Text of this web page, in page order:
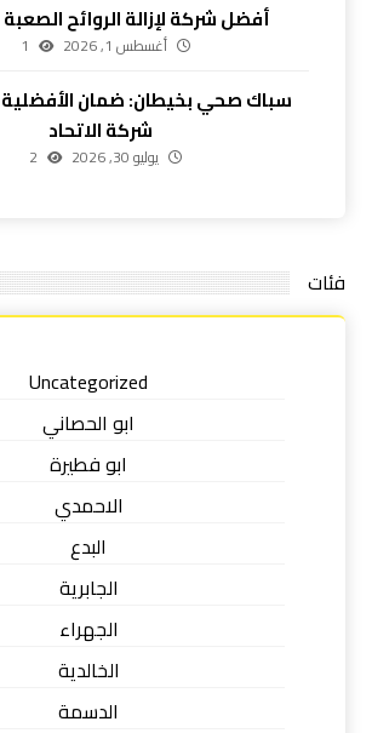
أفضل شركة لإزالة الروائح
أغسطس 1, 2026 1
سباك صحي بخيطان: ضمان الأفضلية
شركة الاتحاد
يوليو 30, 2026 2
فئات
Uncategorized
ابو الحصاني
ابو فطيرة
الاحمدي
البدع
الجابرية
الجهراء
الخالدية
الدسمة